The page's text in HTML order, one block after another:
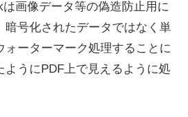
画像データ等の偽造防止用に
暗号化されたデータではなく単
ォーターマーク処理することに
ようにPDF上で見えるように処